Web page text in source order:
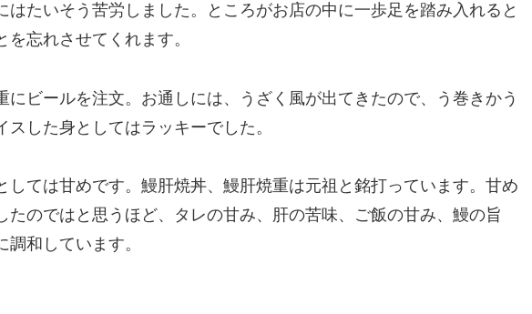
はたいそう苦労しました。ところがお店の中に一歩足を踏み入れると
忘れさせてくれます。
にビールを注文。お通しには、うざく風が出てきたので、う巻きかう
した身としてはラッキーでした。
しては甘めです。鰻肝焼丼、鰻肝焼重は元祖と銘打っています。甘め
たのではと思うほど、タレの甘み、肝の苦味、ご飯の甘み、鰻の旨
和しています。